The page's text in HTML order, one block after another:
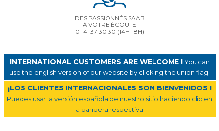
DES PASSIONNÉS SAAB
À VOTRE ÉCOUTE
01 41 37 30 30 (14H-18H)
INTERNATIONAL CUSTOMERS ARE WELCOME !You can
use the english version of our website by clicking the union flag.
¡LOS CLIENTES INTERNACIONALES SON BIENVENIDOS !
Puedes usar la versión española de nuestro sitio haciendo clic en
la bandera respectiva.